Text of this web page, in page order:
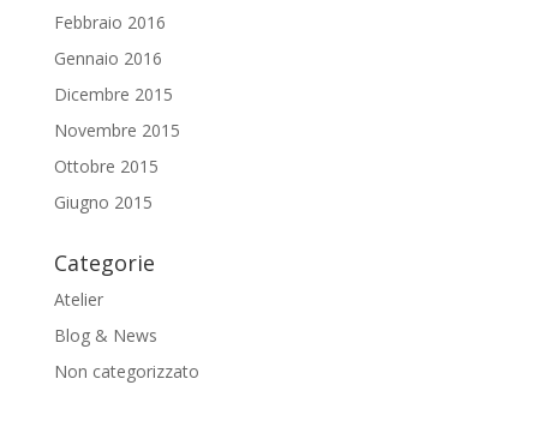
Febbraio 2016
Gennaio 2016
Dicembre 2015
Novembre 2015
Ottobre 2015
Giugno 2015
Categorie
Atelier
Blog & News
Non categorizzato